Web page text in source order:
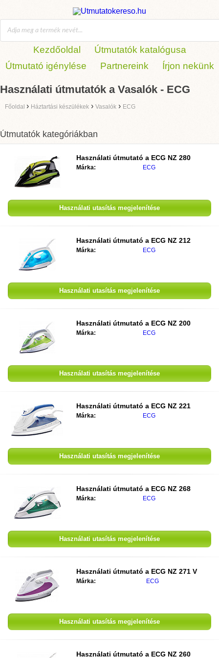
Kezdőoldal
Útmutatók katalógusa
Útmutató igénylése
Partnereink Írjon nekünk
Használati útmutatók a Vasalók - ECG
Főoldal › Háztartási készülékek › Vasalók › ECG
Útmutatók kategóriákban
Használati útmutató a ECG NZ 280
Márka: ECG
Használati utasítás megjelenítése
Használati útmutató a ECG NZ 212
Márka: ECG
Használati utasítás megjelenítése
Használati útmutató a ECG NZ 200
Márka: ECG
Használati utasítás megjelenítése
Használati útmutató a ECG NZ 221
Márka: ECG
Használati utasítás megjelenítése
Használati útmutató a ECG NZ 268
Márka: ECG
Használati utasítás megjelenítése
Használati útmutató a ECG NZ 271 V
Márka: ECG
Használati utasítás megjelenítése
Használati útmutató a ECG NZ 260